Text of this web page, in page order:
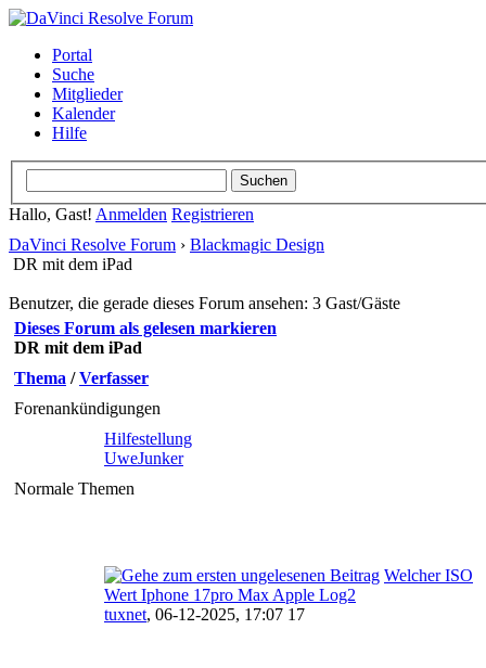
Portal
Suche
Mitglieder
Kalender
Hilfe
Hallo, Gast! Anmelden Registrieren
DaVinci Resolve Forum › Blackmagic Design
DR mit dem iPad
Benutzer, die gerade dieses Forum ansehen: 3 Gast/Gäste
Dieses Forum als gelesen markieren
DR mit dem iPad
Thema /Verfasser
Forenankündigungen
Hilfestellung
UweJunker
Normale Themen
Welcher ISO
Wert Iphone 17pro Max Apple Log2
tuxnet, 06-12-2025, 17:07 17